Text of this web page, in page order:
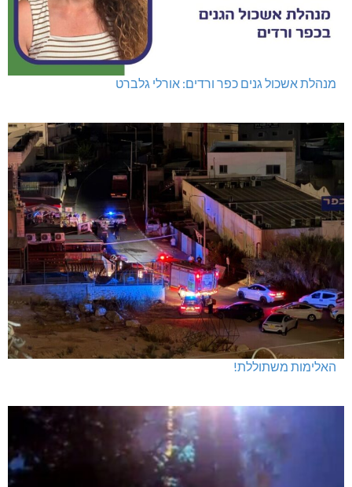
מנהלת אשכול גנים כפר ורדים: אורלי גלברט
האלימות משתוללת!